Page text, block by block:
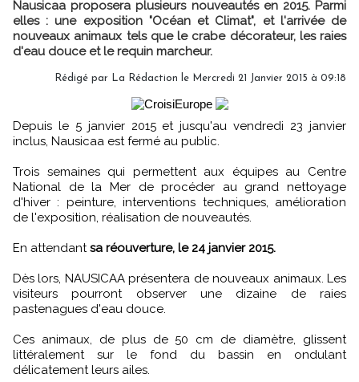
Nausicaa proposera plusieurs nouveautés en 2015. Parmi
elles : une exposition "Océan et Climat", et l'arrivée de
nouveaux animaux tels que le crabe décorateur, les raies
d'eau douce et le requin marcheur.
Rédigé par La Rédaction le Mercredi 21 Janvier 2015 à 09:18
Depuis le 5 janvier 2015 et jusqu'au vendredi 23 janvier
inclus, Nausicaa est fermé au public.
Trois semaines qui permettent aux équipes au Centre
National de la Mer de procéder au grand nettoyage
d'hiver : peinture, interventions techniques, amélioration
de l'exposition, réalisation de nouveautés.
En attendant sa réouverture, le 24 janvier 2015.
Dès lors, NAUSICAA présentera de nouveaux animaux. Les
visiteurs pourront observer une dizaine de raies
pastenagues d'eau douce.
Ces animaux, de plus de 50 cm de diamètre, glissent
littéralement sur le fond du bassin en ondulant
délicatement leurs ailes.